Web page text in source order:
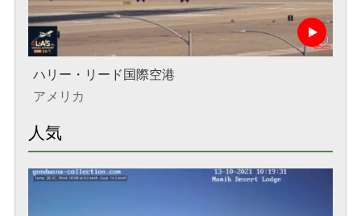
ハリー・リード国際空港
アメリカ
人気